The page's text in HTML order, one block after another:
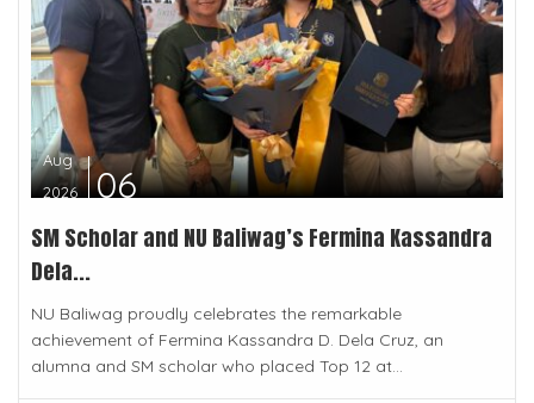
Aug
2026
06
SM Scholar and NU Baliwag’s Fermina Kassandra
Dela...
NU Baliwag proudly celebrates the remarkable
achievement of Fermina Kassandra D. Dela Cruz, an
alumna and SM scholar who placed Top 12 at...